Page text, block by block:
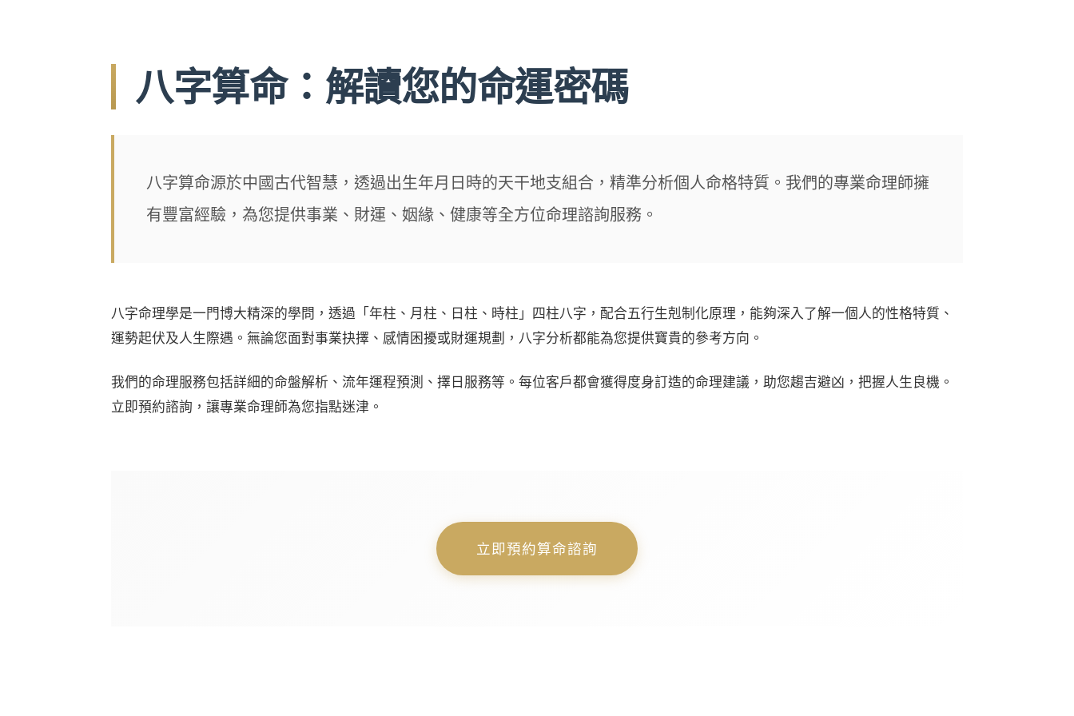
八字算命：解讀您的命運密碼
八字算命源於中國古代智慧，透過出生年月日時的天干地支組合，精準分析個人命格特質。我們的專業命理師擁
有豐富經驗，為您提供事業、財運、姻緣、健康等全方位命理諮詢服務。
八字命理學是一門博大精深的學問，透過「年柱、月柱、日柱、時柱」四柱八字，配合五行生剋制化原理，能夠深入了解一個人的性格特質、
運勢起伏及人生際遇。無論您面對事業抉擇、感情困擾或財運規劃，八字分析都能為您提供寶貴的參考方向。
我們的命理服務包括詳細的命盤解析、流年運程預測、擇日服務等。每位客戶都會獲得度身訂造的命理建議，助您趨吉避凶，把握人生良機。
立即預約諮詢，讓專業命理師為您指點迷津。
立即預約算命諮詢